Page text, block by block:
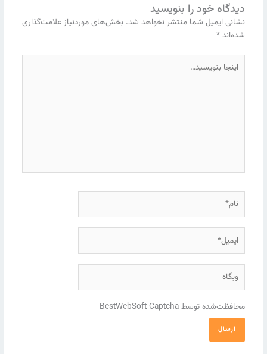
دیدگاه‌ خود را بنویسید
نشانی ایمیل شما منتشر نخواهد شد. بخش‌های موردنیاز علامت‌گذاری
شده‌اند*
بنویسید…
وبگاه
محافظت‌شده توسط BestWebSoft Captcha